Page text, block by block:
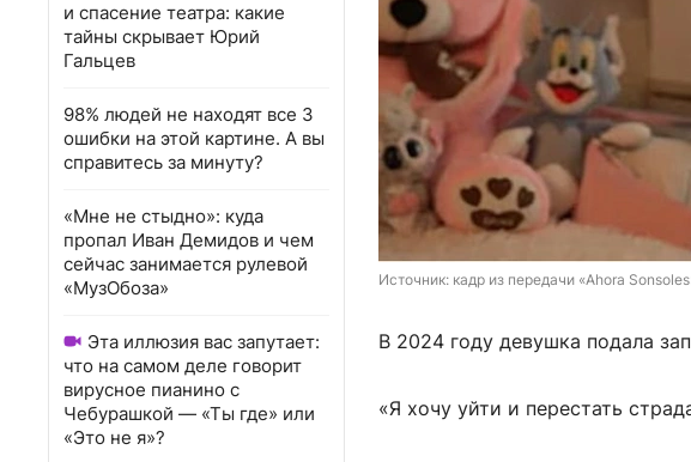
и спасение театра: какие
тайны скрывает Юрий
Гальцев
98% людей не находят все 3
ошибки на этой картине. А вы
справитесь за минуту?
«Мне не стыдно»: куда
пропал Иван Демидов и чем
сейчас занимается рулевой
«МузОбоза»
Эта иллюзия вас запутает:
что на самом деле говорит
вирусное пианино с
Чебурашкой — «Ты где» или
«Это не я»?
Источник: кадр из передачи «Ahora
В 2024 году девушка подала
«Я хочу уйти и перестать